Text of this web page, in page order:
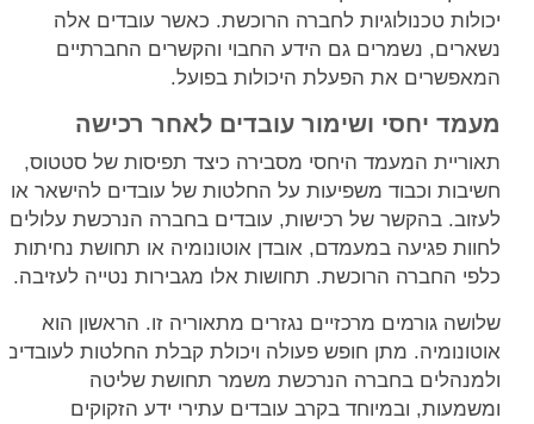
יכולות טכנולוגיות לחברה הרוכשת. כאשר עובדים אלה
נשארים, נשמרים גם הידע החבוי והקשרים החברתיים
המאפשרים את הפעלת היכולות בפועל.
מעמד יחסי ושימור עובדים לאחר רכישה
תאוריית המעמד היחסי מסבירה כיצד תפיסות של סטטוס,
חשיבות וכבוד משפיעות על החלטות של עובדים להישאר או
לעזוב. בהקשר של רכישות, עובדים בחברה הנרכשת עלולים
לחוות פגיעה במעמדם, אובדן אוטונומיה או תחושת נחיתות
כלפי החברה הרוכשת. תחושות אלו מגבירות נטייה לעזיבה.
שלושה גורמים מרכזיים נגזרים מתאוריה זו. הראשון הוא
אוטונומיה. מתן חופש פעולה ויכולת קבלת החלטות לעובדים
ולמנהלים בחברה הנרכשת משמר תחושת שליטה
ומשמעות, ובמיוחד בקרב עובדים עתירי ידע הזקוקים